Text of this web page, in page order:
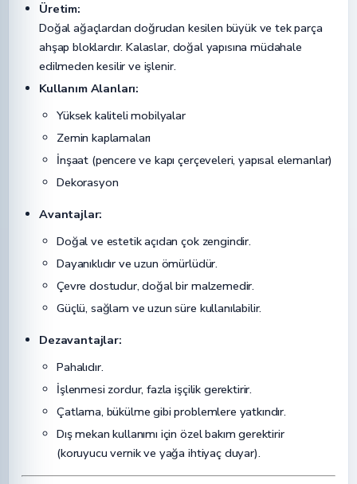
Üretim:
Doğal ağaçlardan doğrudan kesilen büyük ve tek parça
ahşap bloklardır. Kalaslar, doğal yapısına müdahale
edilmeden kesilir ve işlenir.
Kullanım Alanları:
Yüksek kaliteli mobilyalar
Zemin kaplamaları
İnşaat (pencere ve kapı çerçeveleri, yapısal elemanlar)
Dekorasyon
Avantajlar:
Doğal ve estetik açıdan çok zengindir.
Dayanıklıdır ve uzun ömürlüdür.
Çevre dostudur, doğal bir malzemedir.
Güçlü, sağlam ve uzun süre kullanılabilir.
Dezavantajlar:
Pahalıdır.
İşlenmesi zordur, fazla işçilik gerektirir.
Çatlama, bükülme gibi problemlere yatkındır.
Dış mekan kullanımı için özel bakım gerektirir
(koruyucu vernik ve yağa ihtiyaç duyar).